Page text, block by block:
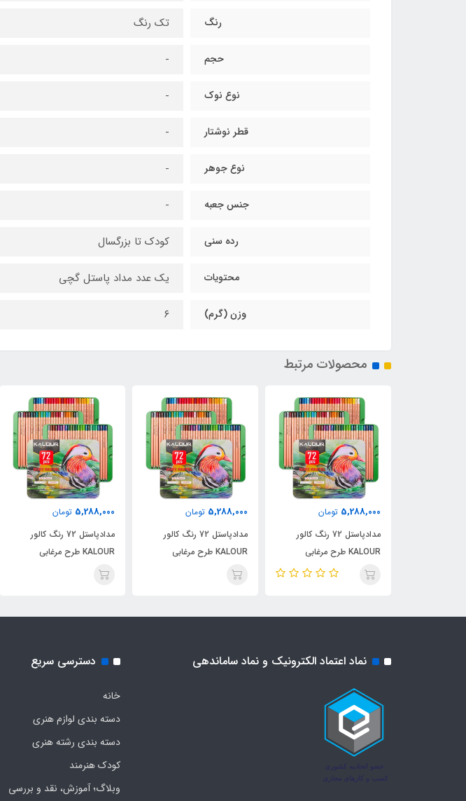
رنگ تک رنگ
حجم -
نوع نوک -
قطر نوشتار -
نوع جوهر -
جنس جعبه -
رده سنی کودک تا بزرگسال
محتویات یک عدد مداد پاستل گچی
وزن (گرم) ۶
محصولات مرتبط
5,288,000 تومان
مدادپاستل 72 رنگ کالور
KALOUR طرح مرغابی
5,288,000 تومان
مدادپاستل 72 رنگ کالور
KALOUR طرح مرغابی
5,288,000 تومان
مدادپاستل 72 رنگ کالور
KALOUR طرح مرغابی
نماد اعتماد الکترونیک و نماد ساماندهی دسترسی سریع
خانه
دسته بندی لوازم هنری
دسته بندی رشته هنری
کودک هنرمند
وبلاگ؛ آموزش، نقد و بررسی